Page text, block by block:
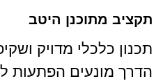
תקציב מתוכנן היטב
תכנון כלכלי מדויק
הדרך מונעים הפתעות